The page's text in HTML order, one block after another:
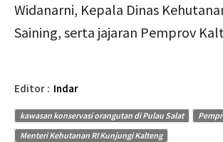
Widanarni, Kepala Dinas
Saining, serta jajaran Pemprov
Editor : Indar
kawasan konservasi orangutan di Pulau Salat
Menteri Kehutanan RI Kunjungi Kalteng